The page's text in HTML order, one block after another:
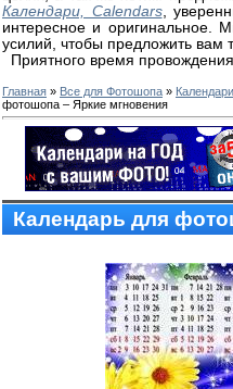
Календари, Calendars,
интересное и оригинальное.
усилий, чтобы предложить вам
Приятного время
Главная » Все для Фотошопа »
фотошопа – Яркие мгновения
Календарь для